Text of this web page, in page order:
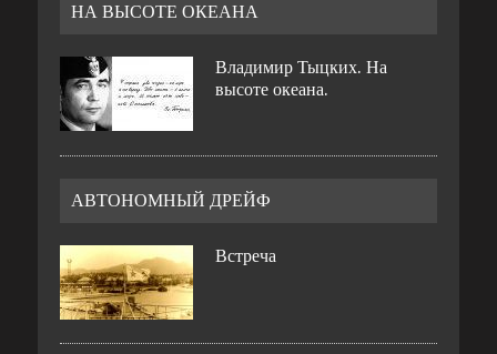
НА ВЫСОТЕ ОКЕАНА
Владимир Тыцких. На
высоте океана.
АВТОНОМНЫЙ ДРЕЙФ
Встреча